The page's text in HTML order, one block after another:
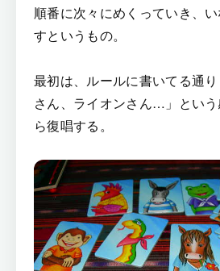
順番に次々にめくっていき、
すというもの。
最初は、ルールに書いてる通
さん、ライオンさん…」とい
ら復唱する。